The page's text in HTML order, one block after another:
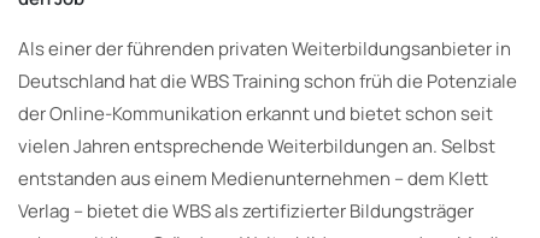
Als einer der führenden privaten Weiterbildungsanbieter in
Deutschland hat die WBS Training schon früh die Potenziale
der Online-Kommunikation erkannt und bietet schon seit
vielen Jahren entsprechende Weiterbildungen an. Selbst
entstanden aus einem Medienunternehmen – dem Klett
Verlag – bietet die WBS als zertifizierter Bildungsträger